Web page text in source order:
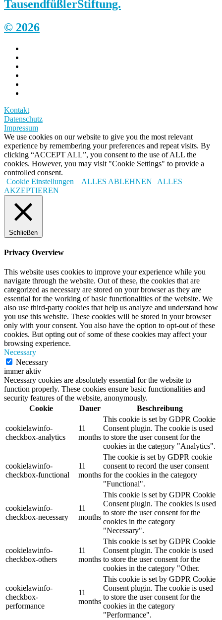
TausendfüßlerStiftung.
© 2026
Kontakt
Datenschutz
Impressum
We use cookies on our website to give you the most relevant
experience by remembering your preferences and repeat visits. By
clicking “ACCEPT ALL”, you consent to the use of ALL the
cookies. However, you may visit "Cookie Settings" to provide a
controlled consent.
Cookie Einstellungen
ALLES ABLEHNEN
ALLES
AKZEPTIEREN
Schließen
Privacy Overview
This website uses cookies to improve your experience while you
navigate through the website. Out of these, the cookies that are
categorized as necessary are stored on your browser as they are
essential for the working of basic functionalities of the website. We
also use third-party cookies that help us analyze and understand how
you use this website. These cookies will be stored in your browser
only with your consent. You also have the option to opt-out of these
cookies. But opting out of some of these cookies may affect your
browsing experience.
Necessary
Necessary
immer aktiv
Necessary cookies are absolutely essential for the website to
function properly. These cookies ensure basic functionalities and
security features of the website, anonymously.
Cookie
Dauer Beschreibung
cookielawinfo-
checkbox-analytics
11
months
This cookie is set by GDPR Cookie
Consent plugin. The cookie is used
to store the user consent for the
cookies in the category "Analytics".
cookielawinfo-
checkbox-functional
11
months
The cookie is set by GDPR cookie
consent to record the user consent
for the cookies in the category
"Functional".
cookielawinfo-
checkbox-necessary
11
months
This cookie is set by GDPR Cookie
Consent plugin. The cookies is used
to store the user consent for the
cookies in the category
"Necessary".
cookielawinfo-
checkbox-others
11
months
This cookie is set by GDPR Cookie
Consent plugin. The cookie is used
to store the user consent for the
cookies in the category "Other.
cookielawinfo-
checkbox-
performance
11
months
This cookie is set by GDPR Cookie
Consent plugin. The cookie is used
to store the user consent for the
cookies in the category
"Performance".